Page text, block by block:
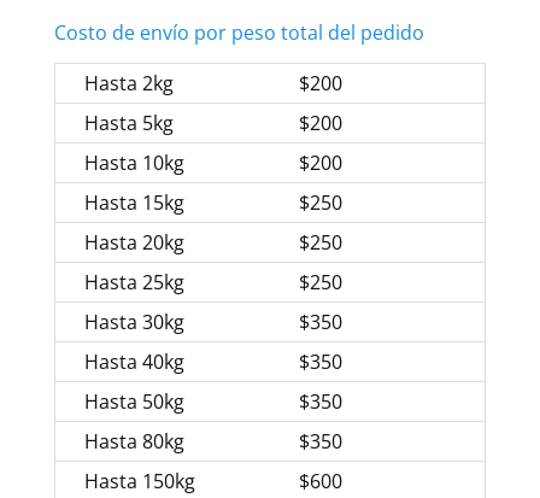
Costo de envío por peso total del pedido
Hasta 2kg
$200
Hasta 5kg
$200
Hasta 10kg
$200
Hasta 15kg
$250
Hasta 20kg
$250
Hasta 25kg
$250
Hasta 30kg
$350
Hasta 40kg
$350
Hasta 50kg
$350
Hasta 80kg
$350
Hasta 150kg
$600